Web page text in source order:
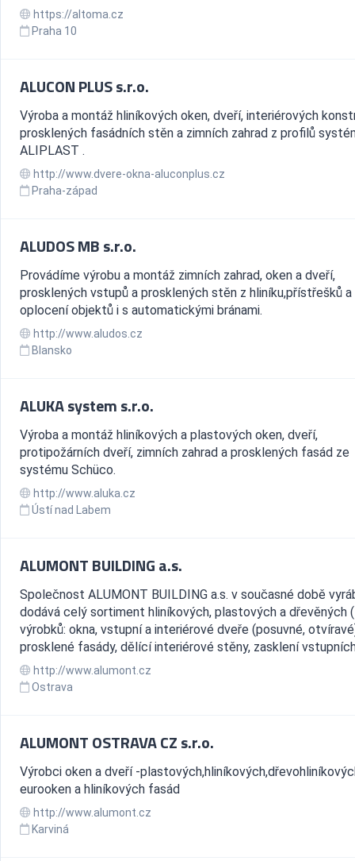
https://altoma.cz
Praha 10
ALUCON PLUS s.r.o.
Výroba a montáž hliníkových oken, dveří, interiérových
prosklených fasádních stěn a zimních zahrad z profilů
ALIPLAST .
http://www.dvere-okna-aluconplus.cz
Praha-západ
ALUDOS MB s.r.o.
Provádíme výrobu a montáž zimních zahrad, oken a dveří,
prosklených vstupů a prosklených stěn z hliníku,přístřešků a
oplocení objektů i s automatickými bránami.
http://www.aludos.cz
Blansko
ALUKA system s.r.o.
Výroba a montáž hliníkových a plastových oken, dveří,
protipožárních dveří, zimních zahrad a prosklených fasád ze
systému Schüco.
http://www.aluka.cz
Ústí nad Labem
ALUMONT BUILDING a.s.
Společnost ALUMONT BUILDING a.s. v současné době
dodává celý sortiment hliníkových, plastových a dřevěných
výrobků: okna, vstupní a interiérové dveře (posuvné,
prosklené fasády, dělící interiérové stěny, zasklení
http://www.alumont.cz
Ostrava
ALUMONT OSTRAVA CZ s.r.o.
Výrobci oken a dveří -
eurooken a hliníkových fasád
http://www.alumont.cz
Karviná